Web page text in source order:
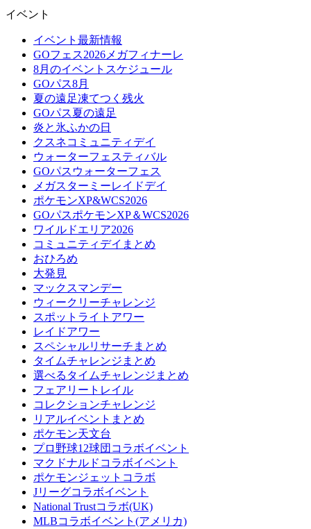
イベント
イベント最新情報
GOフェス2026メガフィナーレ
8月のイベントスケジュール
GOパス8月
夏の遠足凍てつく残火
GOパス夏の遠足
炎と氷ふかの日
クスネコミュニティデイ
ウォーターフェスティバル
GOパスウォーターフェス
メガスターミーレイドデイ
ポケモンXP&WCS2026
GOパスポケモンXP＆WCS2026
ワイルドエリア2026
コミュニティデイまとめ
おひろめ
大発見
マックスマンデー
ウィークリーチャレンジ
スポットライトアワー
レイドアワー
スペシャルリサーチまとめ
タイムチャレンジまとめ
選べるタイムチャレンジまとめ
フェアリートレイル
コレクションチャレンジ
リアルイベントまとめ
ポケモン天文台
プロ野球12球団コラボイベント
マクドナルドコラボイベント
ポケモンジェットコラボ
Jリーグコラボイベント
National Trustコラボ(UK)
MLBコラボイベント(アメリカ)